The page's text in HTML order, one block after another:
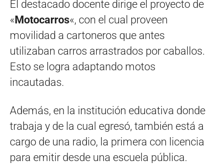
El destacado docente dirige el proyecto de
«Motocarros«, con el cual proveen
movilidad a cartoneros que antes
utilizaban carros arrastrados por caballos.
Esto se logra adaptando motos
incautadas.
Además, en la institución educativa donde
trabaja y de la cual egresó, también está a
cargo de una radio, la primera con licencia
para emitir desde una escuela pública.